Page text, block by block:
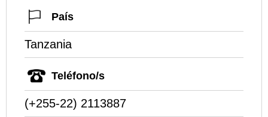
País
Tanzania
Teléfono/s
(+255-22) 2113887